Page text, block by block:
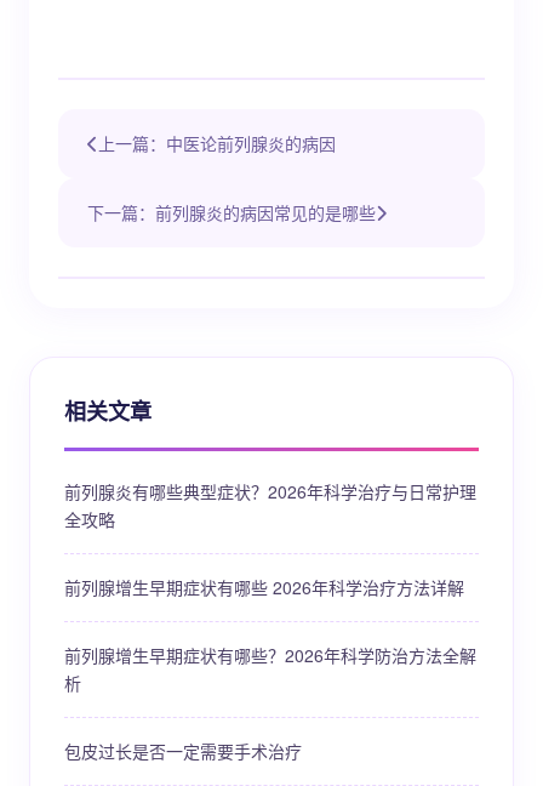
上一篇：中医论前列腺炎的病因
下一篇：前列腺炎的病因常见的是哪些
相关文章
前列腺炎有哪些典型症状？2026年科学治疗与日常护理
全攻略
前列腺增生早期症状有哪些 2026年科学治疗方法详解
前列腺增生早期症状有哪些？2026年科学防治方法全解
析
包皮过长是否一定需要手术治疗